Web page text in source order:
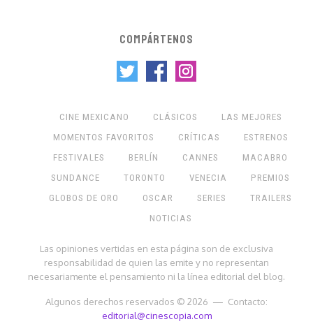
COMPÁRTENOS
CINE MEXICANO CLÁSICOS
LAS MEJORES
MOMENTOS FAVORITOS
CRÍTICAS
ESTRENOS
FESTIVALES
BERLÍN CANNES
MACABRO
SUNDANCE
TORONTO VENECIA
PREMIOS
GLOBOS DE ORO
OSCAR SERIES
TRAILERS
NOTICIAS
Las opiniones vertidas en esta página son de exclusiva
responsabilidad de quien las emite y no representan
necesariamente el pensamiento ni la línea editorial del blog.
Algunos derechos reservados © 2026 — Contacto:
editorial@cinescopia.com